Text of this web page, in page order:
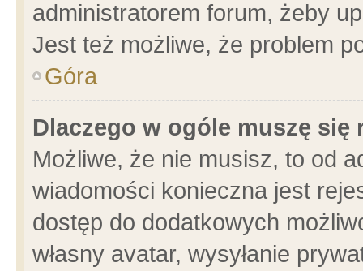
administratorem forum, żeby
Jest też możliwe, że problem
Góra
Dlaczego w ogóle muszę się
Możliwe, że nie musisz, to od
wiadomości konieczna jest
dostęp do dodatkowych
własny avatar, wysyłanie